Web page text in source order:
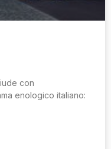
con
enologico italiano: